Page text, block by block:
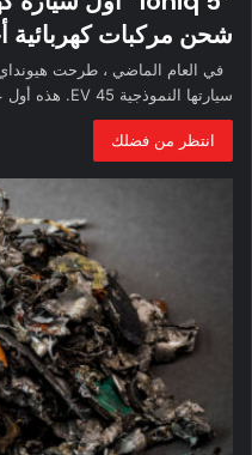
شحن مركبات كهربائية
في العام الماضي ، طرحت
سيارتها النموذجية EV 45. هذه أول علامة…
انتظر من فضلك